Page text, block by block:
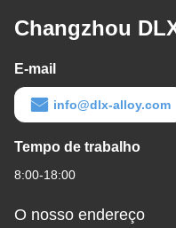
Changzhou
E-mail
info@dlx-alloy.com
Tempo de trabalho
8:00-18:00
O nosso endereço